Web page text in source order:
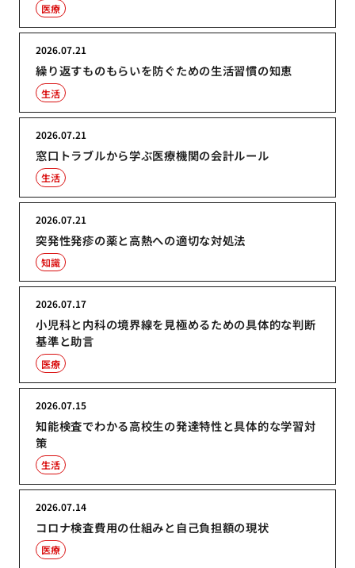
医療
繰り返すものもらいを防ぐための生活習慣の知恵
2026.07.21
生活
窓口トラブルから学ぶ医療機関の会計ルール
2026.07.21
生活
突発性発疹の薬と高熱への適切な対処法
2026.07.21
知識
小児科と内科の境界線を見極めるための具体的な判断
基準と助言
2026.07.17
医療
知能検査でわかる高校生の発達特性と具体的な学習対
策
2026.07.15
生活
コロナ検査費用の仕組みと自己負担額の現状
2026.07.14
医療